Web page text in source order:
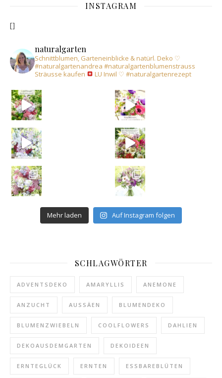
INSTAGRAM
[]
naturalgarten
Schnittblumen, Garteneinblicke & natürl. Deko ♡
#naturalgartenandrea #naturalgartenblumenstrauss
Sträusse kaufen
LU Inwil ♡ #naturalgartenrezept
Mehr laden Auf Instagram folgen
SCHLAGWÖRTER
ADVENTSDEKO AMARYLLIS ANEMONE
ANZUCHT AUSSÄEN BLUMENDEKO
BLUMENZWIEBELN COOLFLOWERS DAHLIEN
DEKOAUSDEMGARTEN DEKOIDEEN
ERNTEGLÜCK ERNTEN ESSBAREBLÜTEN